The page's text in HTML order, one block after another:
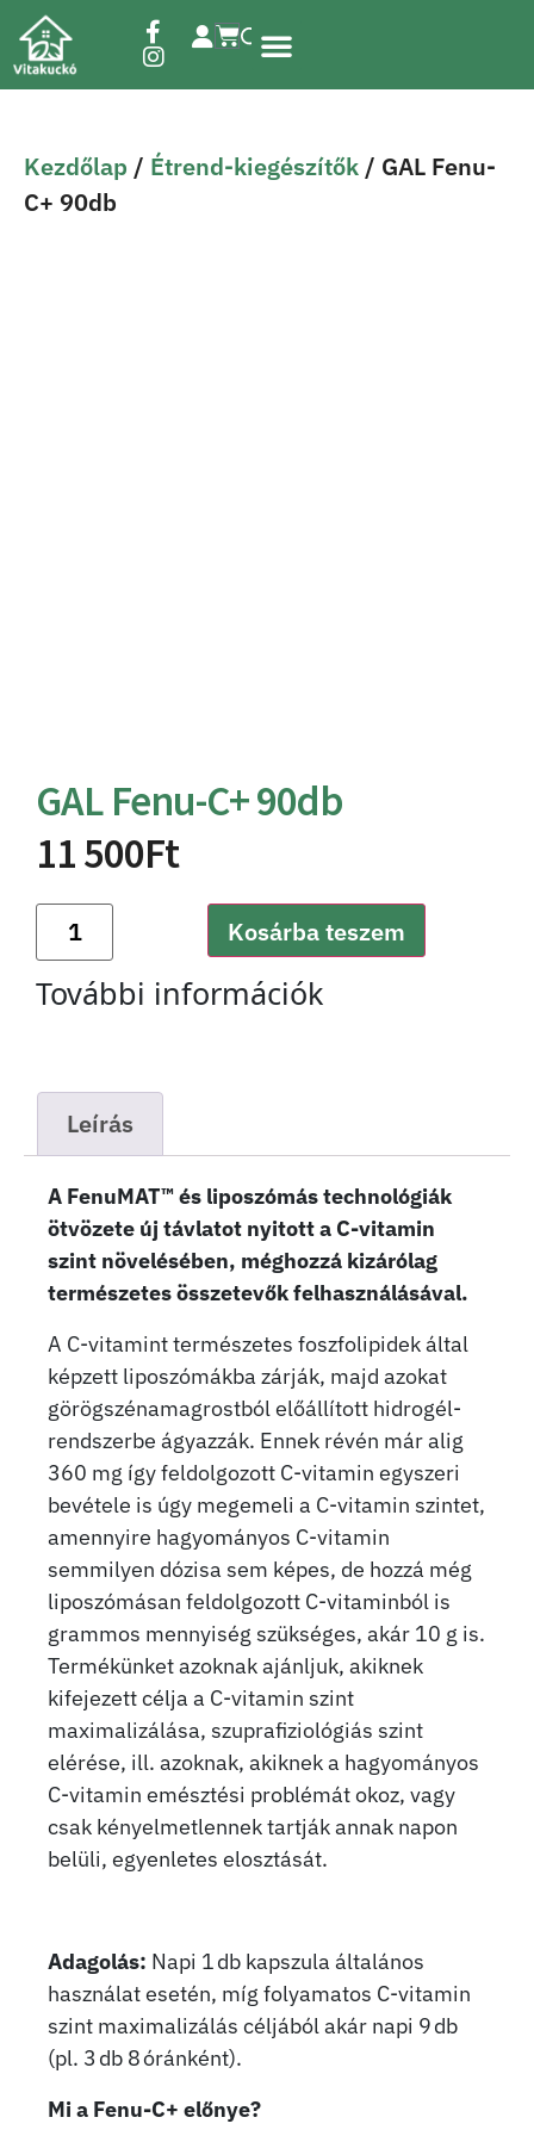
Kezdőlap / Étrend-kiegészítők / GAL Fenu-
C+ 90db
GAL Fenu-C+ 90db
11 500Ft
Kosárba teszem
További információk
Leírás
A FenuMAT™ és liposzómás technológiák
ötvözete új távlatot nyitott a C-vitamin
szint növelésében, méghozzá kizárólag
természetes összetevők felhasználásával.
A C-vitamint természetes foszfolipidek által
képzett liposzómákba zárják, majd azokat
görögszénamagrostból előállított hidrogél-
rendszerbe ágyazzák. Ennek révén már alig
360 mg így feldolgozott C-vitamin egyszeri
bevétele is úgy megemeli a C-vitamin szintet,
amennyire hagyományos C-vitamin
semmilyen dózisa sem képes, de hozzá még
liposzómásan feldolgozott C-vitaminból is
grammos mennyiség szükséges, akár 10 g is.
Termékünket azoknak ajánljuk, akiknek
kifejezett célja a C-vitamin szint
maximalizálása, szuprafiziológiás szint
elérése, ill. azoknak, akiknek a hagyományos
C-vitamin emésztési problémát okoz, vagy
csak kényelmetlennek tartják annak napon
belüli, egyenletes elosztását.
Adagolás: Napi 1 db kapszula általános
használat esetén, míg folyamatos C-vitamin
szint maximalizálás céljából akár napi 9 db
(pl. 3 db 8 óránként).
Mi a Fenu-C+ előnye?